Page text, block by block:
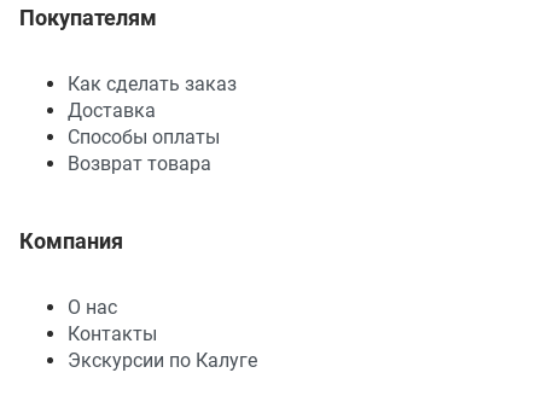
Покупателям
Как сделать заказ
Доставка
Способы оплаты
Возврат товара
Компания
О нас
Контакты
Экскурсии по Калуге